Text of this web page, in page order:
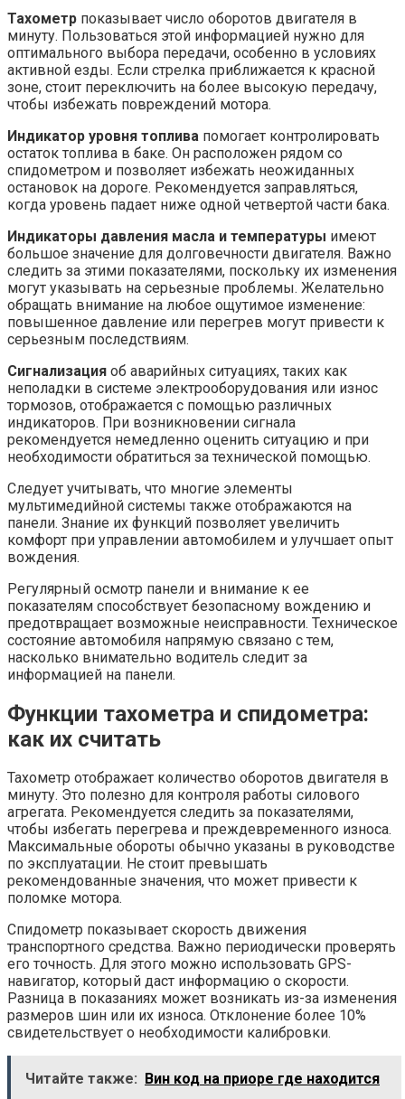
Тахометр показывает число оборотов двигателя в
минуту. Пользоваться этой информацией нужно для
оптимального выбора передачи, особенно в условиях
активной езды. Если стрелка приближается к красной
зоне, стоит переключить на более высокую передачу,
чтобы избежать повреждений мотора.
Индикатор уровня топлива помогает контролировать
остаток топлива в баке. Он расположен рядом со
спидометром и позволяет избежать неожиданных
остановок на дороге. Рекомендуется заправляться,
когда уровень падает ниже одной четвертой части бака.
Индикаторы давления масла и температуры имеют
большое значение для долговечности двигателя. Важно
следить за этими показателями, поскольку их изменения
могут указывать на серьезные проблемы. Желательно
обращать внимание на любое ощутимое изменение:
повышенное давление или перегрев могут привести к
серьезным последствиям.
Сигнализация об аварийных ситуациях, таких как
неполадки в системе электрооборудования или износ
тормозов, отображается с помощью различных
индикаторов. При возникновении сигнала
рекомендуется немедленно оценить ситуацию и при
необходимости обратиться за технической помощью.
Следует учитывать, что многие элементы
мультимедийной системы также отображаются на
панели. Знание их функций позволяет увеличить
комфорт при управлении автомобилем и улучшает опыт
вождения.
Регулярный осмотр панели и внимание к ее
показателям способствует безопасному вождению и
предотвращает возможные неисправности. Техническое
состояние автомобиля напрямую связано с тем,
насколько внимательно водитель следит за
информацией на панели.
Функции тахометра и спидометра:
как их считать
Тахометр отображает количество оборотов двигателя в
минуту. Это полезно для контроля работы силового
агрегата. Рекомендуется следить за показателями,
чтобы избегать перегрева и преждевременного износа.
Максимальные обороты обычно указаны в руководстве
по эксплуатации. Не стоит превышать
рекомендованные значения, что может привести к
поломке мотора.
Спидометр показывает скорость движения
транспортного средства. Важно периодически проверять
его точность. Для этого можно использовать GPS-
навигатор, который даст информацию о скорости.
Разница в показаниях может возникать из-за изменения
размеров шин или их износа. Отклонение более 10%
свидетельствует о необходимости калибровки.
Читайте также: Вин код на приоре где находится